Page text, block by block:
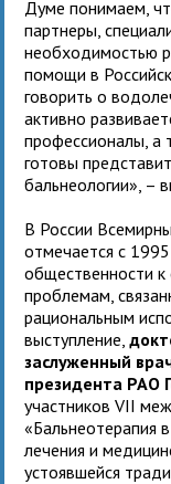
Думе понимаем,
партнеры,
необходимостью
помощи в
говорить о
активно
профессионалы, а
готовы
бальнеологии», –
В России
отмечается с
общественности к
проблемам,
рациональным
выступление,
заслуженный
президента РАО
участников VII
«Бальнеотерапия
лечения и
устоявшейся